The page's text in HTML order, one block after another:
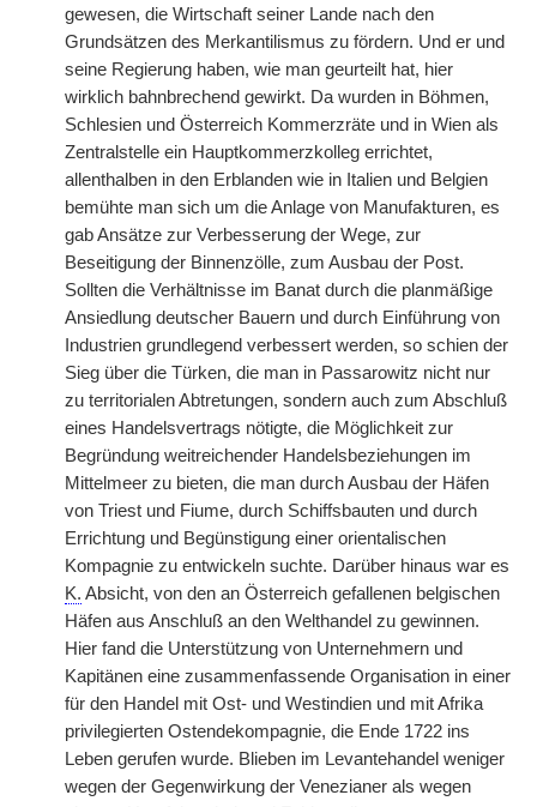
gewesen, die Wirtschaft seiner Lande nach den
Grundsätzen des Merkantilismus zu fördern. Und er und
seine Regierung haben, wie man geurteilt hat, hier
wirklich bahnbrechend gewirkt. Da wurden in Böhmen,
Schlesien und Österreich Kommerzräte und in Wien als
Zentralstelle ein Hauptkommerzkolleg errichtet,
allenthalben in den Erblanden wie in Italien und Belgien
bemühte man sich um die Anlage von Manufakturen, es
gab Ansätze zur Verbesserung der Wege, zur
Beseitigung der Binnenzölle, zum Ausbau der Post.
Sollten die Verhältnisse im Banat durch die planmäßige
Ansiedlung deutscher Bauern und durch Einführung von
Industrien grundlegend verbessert werden, so schien der
Sieg über die Türken, die man in Passarowitz nicht nur
zu territorialen Abtretungen, sondern auch zum Abschluß
eines Handelsvertrags nötigte, die Möglichkeit zur
Begründung weitreichender Handelsbeziehungen im
Mittelmeer zu bieten, die man durch Ausbau der Häfen
von Triest und Fiume, durch Schiffsbauten und durch
Errichtung und Begünstigung einer orientalischen
Kompagnie zu entwickeln suchte. Darüber hinaus war es
K. Absicht, von den an Österreich gefallenen belgischen
Häfen aus Anschluß an den Welthandel zu gewinnen.
Hier fand die Unterstützung von Unternehmern und
Kapitänen eine zusammenfassende Organisation in einer
für den Handel mit Ost- und Westindien und mit Afrika
privilegierten Ostendekompagnie, die Ende 1722 ins
Leben gerufen wurde. Blieben im Levantehandel weniger
wegen der Gegenwirkung der Venezianer als wegen